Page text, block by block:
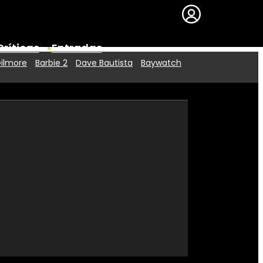
Entradas
Premios
Barbie 2 Dave Bautista Baywatch